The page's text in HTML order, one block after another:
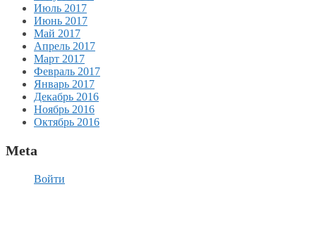
Июль 2017
Июнь 2017
Май 2017
Апрель 2017
Март 2017
Февраль 2017
Январь 2017
Декабрь 2016
Ноябрь 2016
Октябрь 2016
Meta
Войти